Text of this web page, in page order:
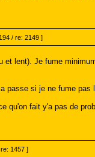
/ re: 2149 ]
et lent). Je fume
passe si je ne fume pas
qu'on fait y'a pas de
1457 ]